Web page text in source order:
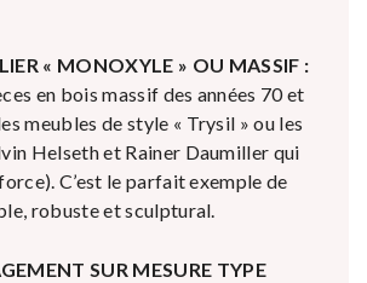
« MONOXYLE » OU MASSIF :
en bois massif des années 70 et
meubles de style « Trysil » ou les
Helseth et Rainer Daumiller qui
C’est le parfait exemple de
robuste et sculptural.
SUR MESURE TYPE